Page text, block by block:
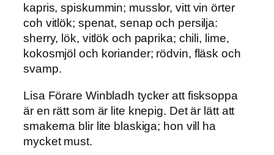
kapris, spiskummin; musslor, vitt vin örter
coh vitlök; spenat, senap och persilja:
sherry, lök, vitlök och paprika; chili, lime,
kokosmjöl och koriander; rödvin, fläsk och
svamp.
Lisa Förare Winbladh tycker att fisksoppa
är en rätt som är lite knepig. Det är lätt att
smakerna blir lite blaskiga; hon vill ha
mycket must.